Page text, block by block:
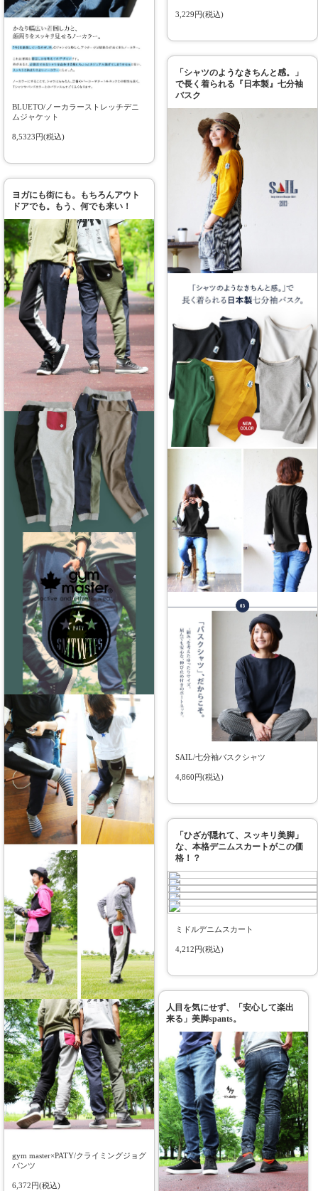
BLUETO/ノーカラーストレッチデニ
ムジャケット
8,5323円(税込)
3,229円(税込)
「シャツのようなきちんと感。」
で長く着られる『日本製』七分袖
バスク
SAIL/七分袖バスクシャツ
4,860円(税込)
ヨガにも街にも。もちろんアウト
ドアでも。もう、何でも来い！
gym master×PATY/クライミングジョグ
パンツ
6,372円(税込)
「ひざが隠れて、スッキリ美脚」
な、本格デニムスカートがこの価
格！？
ミドルデニムスカート
4,212円(税込)
人目を気にせず、「安心して楽出
来る」美脚spants。